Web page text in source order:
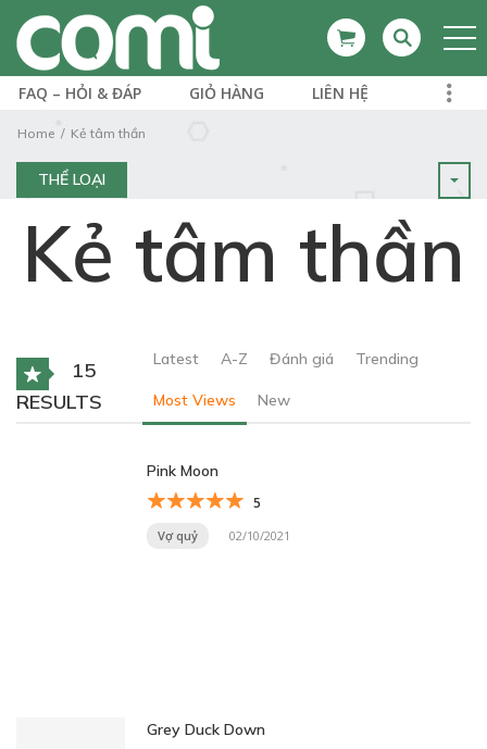
FAQ – HỎI & ĐÁP GIỎ HÀNG LIÊN HỆ
Home Kẻ tâm thần
THỂ LOẠI
Kẻ tâm thần
15
RESULTS
Latest A-Z Đánh giá Trending
Most Views New
Pink Moon
5
Vợ quỷ 02/10/2021
Grey Duck Down